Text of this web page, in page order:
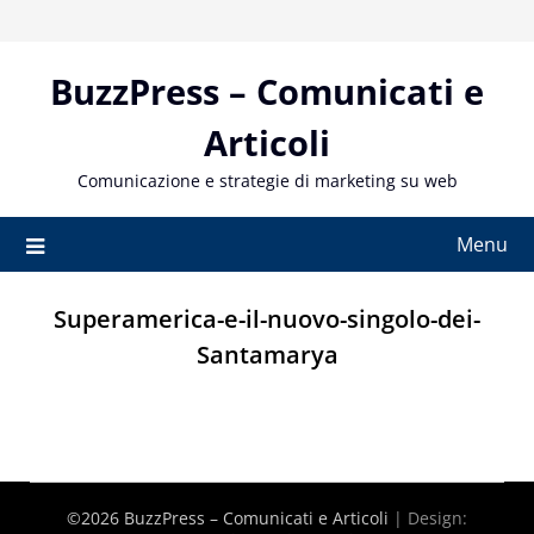
contentBuzzPress – Comunicati e
Articoli
Comunicazione e strategie di marketing su web
Menu
Superamerica-e-il-nuovo-singolo-dei-
Santamarya
©2026 BuzzPress – Comunicati e Articoli | Design: